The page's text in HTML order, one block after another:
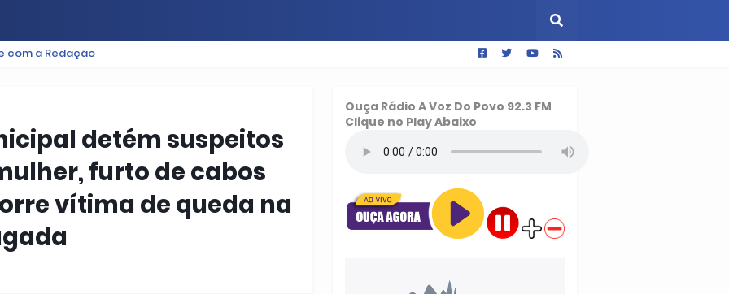
BAIXADA
com a Redação
detém suspeitos
furto de cabos
vítima de queda na
Ouça Rádio A Voz Do Povo 92.3 FM
Clique no Play Abaixo